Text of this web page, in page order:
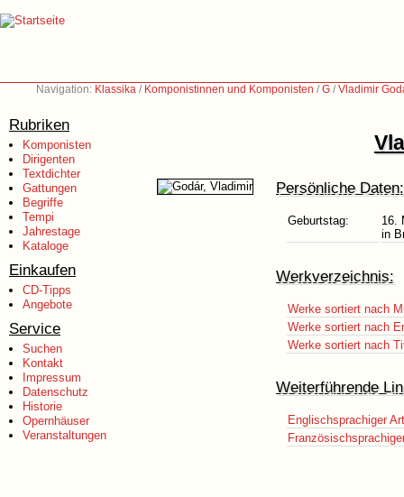
Navigation: Klassika / Komponistinnen und Komponisten /G /Vladimir
Rubriken
Komponisten
Dirigenten
Textdichter
Gattungen
Begriffe
Tempi
Jahrestage
Kataloge
Einkaufen
CD-Tipps
Angebote
Service
Suchen
Kontakt
Impressum
Datenschutz
Historie
Opernhäuser
Veranstaltungen
Persönliche Daten:
Geburtstag:
16.
in
Werkverzeichnis:
Werke sortiert nach
Werke sortiert nach
Werke sortiert nach
Weiterführende
Englischsprachiger